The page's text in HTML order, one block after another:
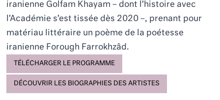
iranienne Golfam Khayam – dont l’histoire avec
l’Académie s’est tissée dès 2020 –, prenant pour
matériau littéraire un poème de la poétesse
iranienne Forough Farrokhzâd.
TÉLÉCHARGER LE PROGRAMME
DÉCOUVRIR LES BIOGRAPHIES DES ARTISTES